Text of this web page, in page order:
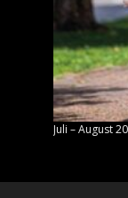
Juli – August